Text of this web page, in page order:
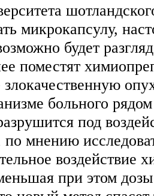
микрокапсулу,
будет
поместят
больного
под
мнению
воздействие
при этом